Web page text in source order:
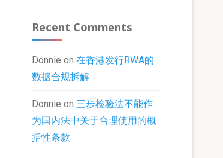
Recent Comments
Donnie on在香港发行RWA的
数据合规拆解
Donnie on三步检验法不能作
为国内法中关于合理使用的概
括性条款